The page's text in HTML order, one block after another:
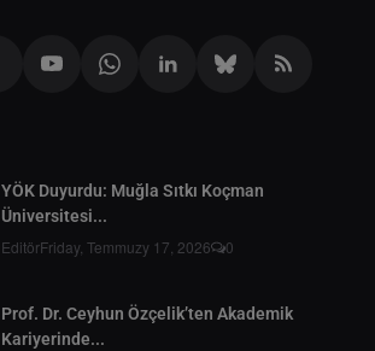
YÖK Duyurdu: Muğla Sıtkı Koçman
Üniversitesi...
EditörFriday, Temmuzy 17, 2026 0
Prof. Dr. Ceyhun Özçelik’ten Akademik
Kariyerinde...